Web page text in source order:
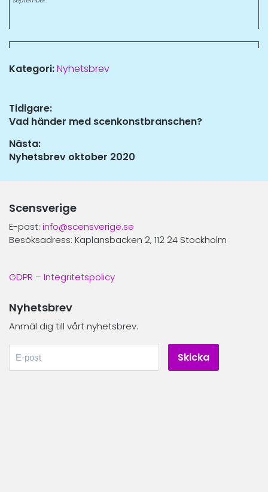
Kategori:Nyhetsbrev
Inläggsnavigering
Tidigare:
Tidigare
Vad händer med scenkonstbranschen?
Nästa:
Nästa
Nyhetsbrev oktober 2020
Scensverige
E-post: info@scensverige.se
Besöksadress: Kaplansbacken 2, 112 24 Stockholm
GDPR – Integritetspolicy
Nyhetsbrev
Anmäl dig till vårt nyhetsbrev.